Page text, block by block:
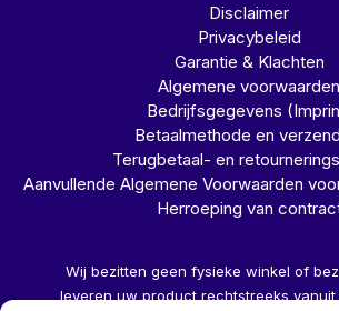
Disclaimer
Privacybeleid
Garantie & Klachten
Algemene voorwaarden
Bedrijfsgegevens
Betaalmethode en
Terugbetaal- en
Aanvullende Algemene Voorwaarden
Herroeping van
Wij bezitten geen fysieke winkel of
leveren uw product rechtstreeks vanuit